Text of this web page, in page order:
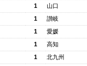
1
山口
1
讃岐
1
愛媛
1
高知
1
北九州